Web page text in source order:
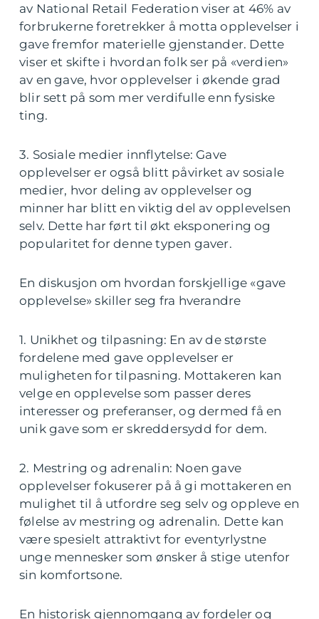
av National Retail Federation viser at 46% av
forbrukerne foretrekker å motta opplevelser i
gave fremfor materielle gjenstander. Dette
viser et skifte i hvordan folk ser på «verdien»
av en gave, hvor opplevelser i økende grad
blir sett på som mer verdifulle enn fysiske
ting.
3. Sosiale medier innflytelse: Gave
opplevelser er også blitt påvirket av sosiale
medier, hvor deling av opplevelser og
minner har blitt en viktig del av opplevelsen
selv. Dette har ført til økt eksponering og
popularitet for denne typen gaver.
En diskusjon om hvordan forskjellige «gave
opplevelse» skiller seg fra hverandre
1. Unikhet og tilpasning: En av de største
fordelene med gave opplevelser er
muligheten for tilpasning. Mottakeren kan
velge en opplevelse som passer deres
interesser og preferanser, og dermed få en
unik gave som er skreddersydd for dem.
2. Mestring og adrenalin: Noen gave
opplevelser fokuserer på å gi mottakeren en
mulighet til å utfordre seg selv og oppleve en
følelse av mestring og adrenalin. Dette kan
være spesielt attraktivt for eventyrlystne
unge mennesker som ønsker å stige utenfor
sin komfortsone.
En historisk gjennomgang av fordeler og